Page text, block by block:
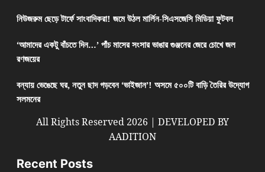
নিউজরুম ছেড়ে টার্ফে সাংবাদিকরা! জমে উঠল মার্লিন-সিএসজেসি মিডিয়া ফুটবল
‘আমাদের একটু বাঁচতে দিন…’ পাঁচ মাসের সংসার ভাঙার গুঞ্জনের জেরে চোখে জল
রণজয়ের
বন্যায় ভেঙেছে ঘর, নতুন ছাদ গড়বেন ‘ভাইজান’! অসমে ৫০০টি বাড়ি তৈরির উদ্যোগ
সলমনের
All Rights Reserved 2026 | DEVELOPED BY
AADITION
Recent Posts